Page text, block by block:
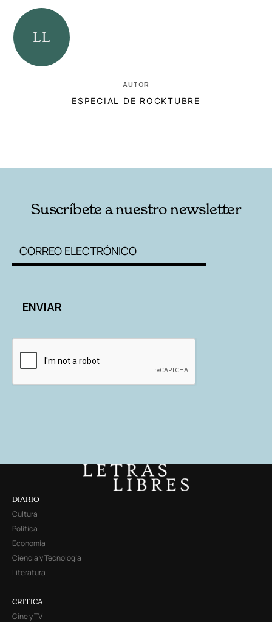
AUTOR
ESPECIAL DE ROCKTUBRE
Suscríbete a nuestro newsletter
DIARIO
Cultura
Política
Economía
Ciencia y Tecnología
Literatura
CRITICA
Cine y TV